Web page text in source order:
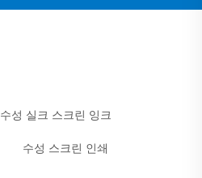
수성 실크 스크린 잉크
수성 스크린 인쇄